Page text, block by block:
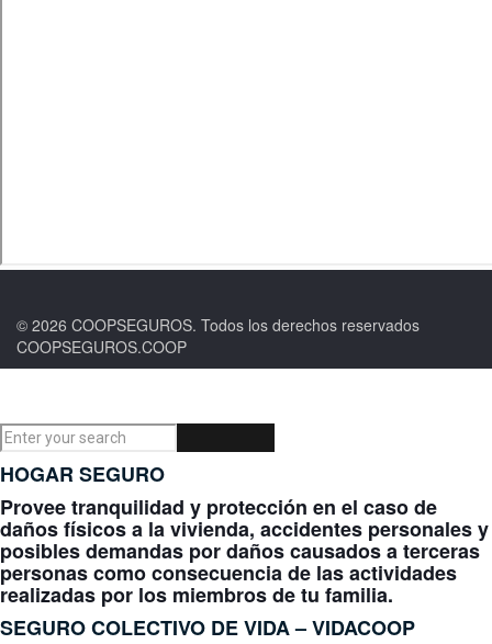
© 2026 COOPSEGUROS. Todos los derechos reservados
COOPSEGUROS.COOP
HOGAR SEGURO
Provee tranquilidad y protección en el caso de
daños físicos a la vivienda, accidentes personales y
posibles demandas por daños causados a terceras
personas como consecuencia de las actividades
realizadas por los miembros de tu familia.
SEGURO COLECTIVO DE VIDA –VIDACOOP